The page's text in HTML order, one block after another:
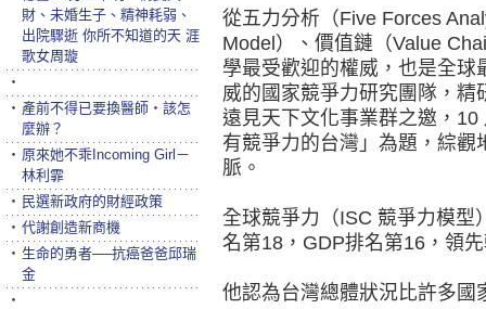
從五力分析（Five Forces
Model）、價值鏈（Value
學最受歡迎的權威，也是全
威的國家競爭力研究團隊，
遠見天下文化事業群之邀，
有競爭力的台灣」為題，綜
脈。
全球競爭力（ISC 競爭力模型
名第18，GDP排名第16，領
他認為台灣總體狀況比許多國
財、未婚生子、精神耗弱、
出院驟逝 你所不知道的天 涯
歌女周璇
‧
‧ 產前不得已要換醫師‧該怎
麼辦？
‧ 原來她不乖Incoming Girl－
林利霏
‧ 民選新政府的財經政策
‧ 代謝創造新商機
‧ 生命的勇者──抗癌爸爸邱瑞
金
‧